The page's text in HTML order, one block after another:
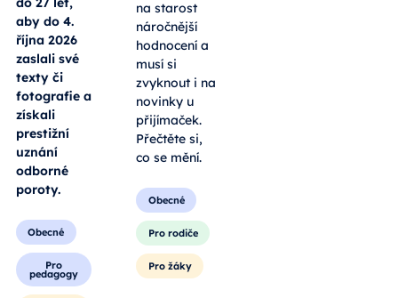
aby do 4.
října 2026
zaslali své
texty či
fotografie a
získali
prestižní
uznání
odborné
poroty.
Obecné
Pro
pedagogy
na starost
náročnější
hodnocení a
musí si
zvyknout i na
novinky u
přijímaček.
Přečtěte si,
co se mění.
Obecné
Pro rodiče
Pro žáky